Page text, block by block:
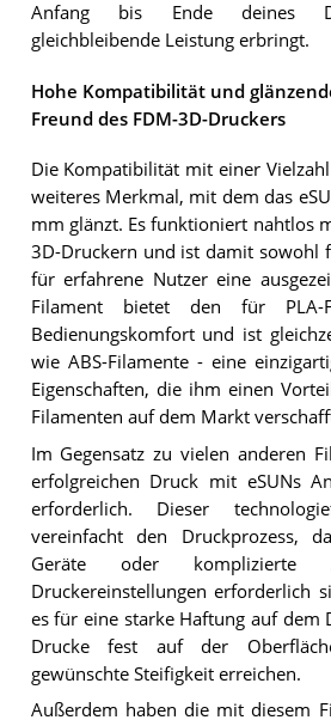
Anfang bis Ende deines
gleichbleibende Leistung erbringt.
Hohe Kompatibilität und
Freund des FDM-3D-Druckers
Die Kompatibilität mit einer
weiteres Merkmal, mit dem das
mm glänzt. Es funktioniert nahtlos
3D-Druckern und ist damit sowohl
für erfahrene Nutzer eine
Filament bietet den für PLA-
Bedienungskomfort und ist
wie ABS-Filamente - eine
Eigenschaften, die ihm einen
Filamenten auf dem Markt
Im Gegensatz zu vielen anderen
erfolgreichen Druck mit eSUNs
erforderlich. Dieser
vereinfacht den Druckprozess,
Geräte oder komplizierte
Druckereinstellungen erforderlich
es für eine starke Haftung auf dem
Drucke fest auf der
gewünschte Steifigkeit erreichen.
Außerdem haben die mit diesem